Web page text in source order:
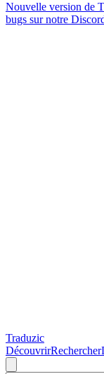
Nouvelle version de
bugs sur notre
Traduzic
DécouvrirRechercher